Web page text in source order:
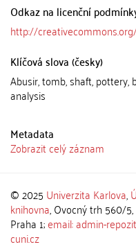
Odkaz na licenční
http://
Klíčová slova (česky)
Abusir, tomb, shaft,
analysis
Metadata
Zobrazit celý záznam
© 2025 Univerzita Karlova,
knihovna, Ovocný trh 560/5,
Praha 1;email: admin-
cuni.cz